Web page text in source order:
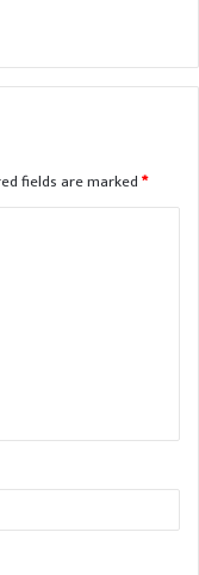
fields are marked*